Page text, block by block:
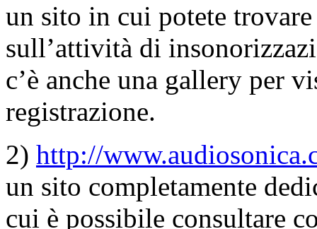
un sito in cui potete
sull’attività di
c’è anche una gallery per
registrazione.
2) http://
un sito completamente
cui è possibile consultare